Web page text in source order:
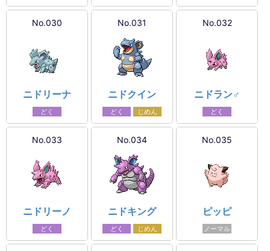
No.030
ニドリーナ
どく
No.031
ニドクイン
どく じめん
No.032
ニドラン♂
どく
No.033
ニドリーノ
どく
No.034
ニドキング
どく じめん
No.035
ピッピ
ノーマル